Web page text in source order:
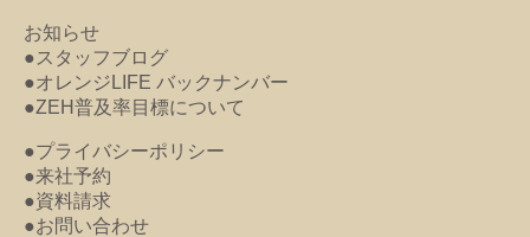
お知らせ
●スタッフブログ
●オレンジLIFE バックナンバー
●ZEH普及率目標について
●プライバシーポリシー
●来社予約
●資料請求
●お問い合わせ